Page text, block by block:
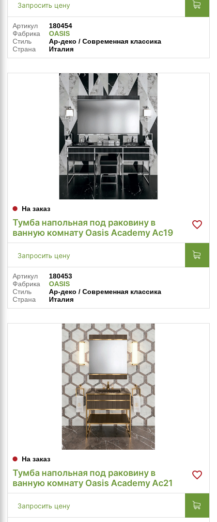
Запросить цену
Артикул
180454
Фабрика
OASIS
Стиль
Ар-деко / Современная классика
Страна
Италия
На заказ
Тумба напольная под раковину в
ванную комнату Oasis Academy Ac19
Запросить цену
Артикул
180453
Фабрика
OASIS
Стиль
Ар-деко / Современная классика
Страна
Италия
На заказ
Тумба напольная под раковину в
ванную комнату Oasis Academy Ac21
Запросить цену